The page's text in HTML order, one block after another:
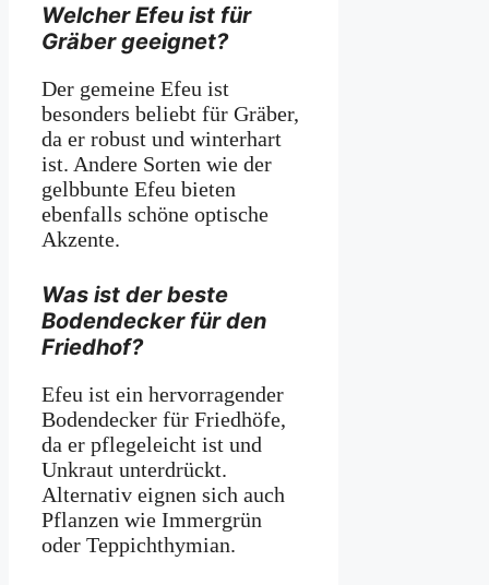
Welcher Efeu ist für
Gräber geeignet?
Der gemeine Efeu ist
besonders beliebt für Gräber,
da er robust und winterhart
ist. Andere Sorten wie der
gelbbunte Efeu bieten
ebenfalls schöne optische
Akzente.
Was ist der beste
Bodendecker für den
Friedhof?
Efeu ist ein hervorragender
Bodendecker für Friedhöfe,
da er pflegeleicht ist und
Unkraut unterdrückt.
Alternativ eignen sich auch
Pflanzen wie Immergrün
oder Teppichthymian.